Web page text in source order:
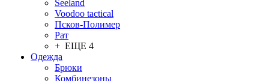
Seeland
Voodoo tactical
Псков-Полимер
Рат
+ ЕЩЕ 4
Одежда
Брюки
Комбинезоны